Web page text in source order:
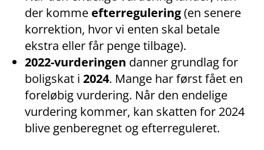
der komme efterregulering(en senere
korrektion, hvor vi enten skal betale
ekstra eller får penge tilbage).
2022-vurderingen danner grundlag for
boligskat i 2024. Mange har først fået en
foreløbig vurdering. Når den endelige
vurdering kommer, kan skatten for 2024
blive genberegnet og efterreguleret.